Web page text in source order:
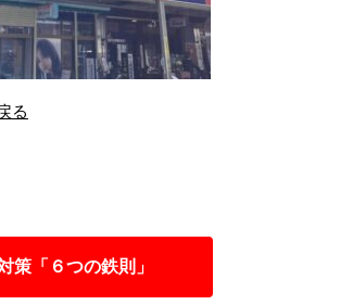
る
策「６つの鉄則」